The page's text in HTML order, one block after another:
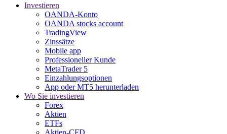
Investieren
OANDA-Konto
OANDA stocks account
TradingView
Zinssätze
Mobile app
Professioneller Kunde
MetaTrader 5
Einzahlungsoptionen
App oder MT5 herunterladen
Wo Sie investieren
Forex
Aktien
ETFs
Aktien-CFD